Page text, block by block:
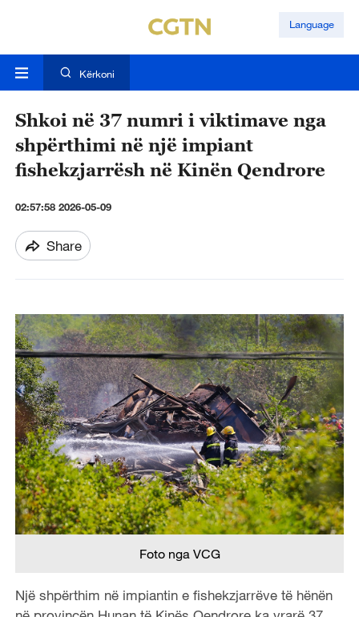
Language
Kërkoni
Shkoi në 37 numri i viktimave nga
shpërthimi në një impiant
fishekzjarrësh në Kinën Qendrore
02:57:58 2026-05-09
Share
Foto nga VCG
Një shpërthim në impiantin e fishekzjarrëve të hënën